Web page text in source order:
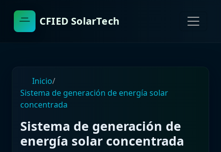
CFIED SolarTech
Inicio/
Sistema de generación de energía solar
concentrada
Sistema de generación de
energía solar concentrada